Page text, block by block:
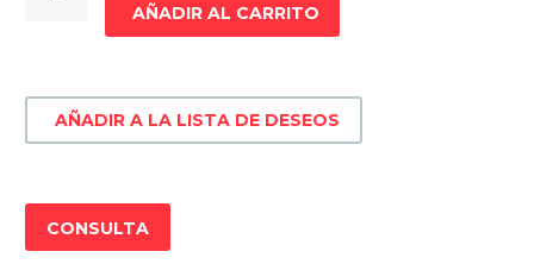
&
PALAU
Decor
cantidad
AÑADIR AL CARRITO
AÑADIR A LA LISTA DE DESEOS
CONSULTA